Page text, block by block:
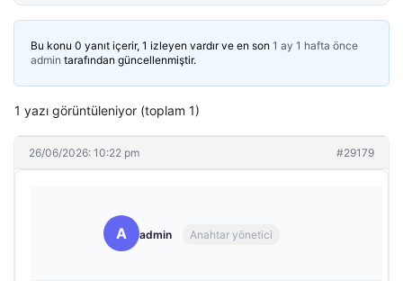
Bu konu 0 yanıt içerir, 1 izleyen vardır ve en son 1 ay 1 hafta önce
admin tarafından güncellenmiştir.
1 yazı görüntüleniyor (toplam 1)
26/06/2026: 10:22 pm #29179
A admin Anahtar yönetici